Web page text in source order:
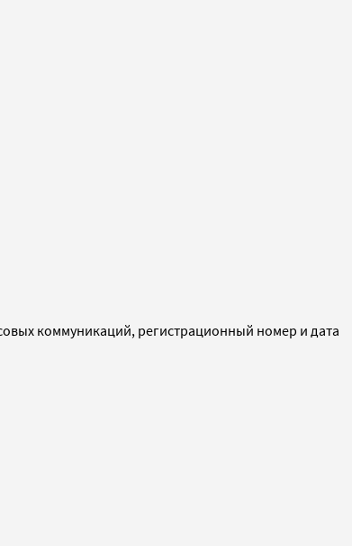
коммуникаций, регистрационный номер и дата